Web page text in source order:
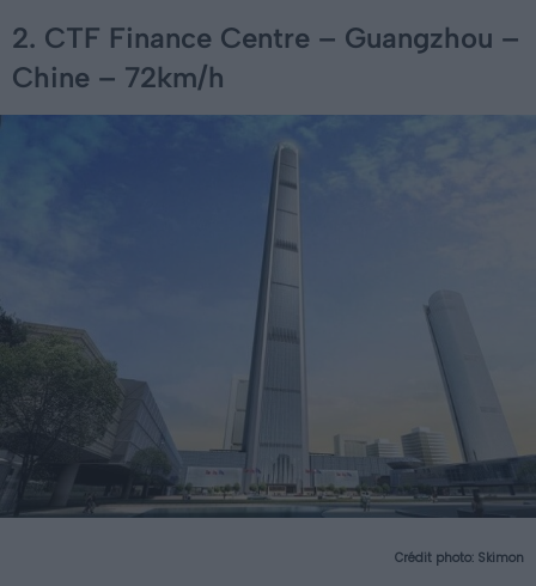
2. CTF Finance Centre – Guangzhou –
Chine – 72km/h
Crédit photo: Skimon